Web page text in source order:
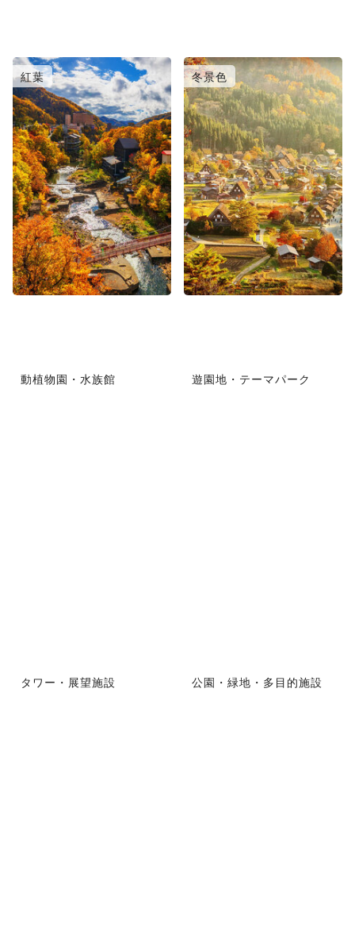
紅葉 冬景色
動植物園・水族館 遊園地・テーマパーク
タワー・展望施設 公園・緑地・多目的施設